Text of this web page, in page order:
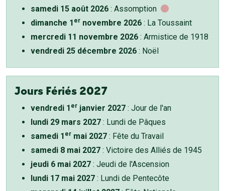
samedi 15 août 2026 : Assomption
dimanche 1 er novembre 2026 : La Toussaint
mercredi 11 novembre 2026 : Armistice de 1918
vendredi 25 décembre 2026 : Noël
Jours Fériés 2027
vendredi 1 er janvier 2027 : Jour de l'an
lundi 29 mars 2027 : Lundi de Pâques
samedi 1 er mai 2027 : Fête du Travail
samedi 8 mai 2027 : Victoire des Alliés de 1945
jeudi 6 mai 2027 : Jeudi de l'Ascension
lundi 17 mai 2027 : Lundi de Pentecôte